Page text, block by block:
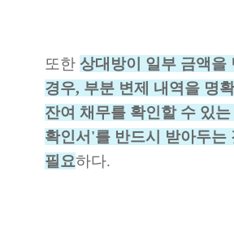
또한 상대방이 일부 금액을
경우, 부분 변제 내역을 명
잔여 채무를 확인할 수 있
확인서'를 반드시 받아두는
필요하다.